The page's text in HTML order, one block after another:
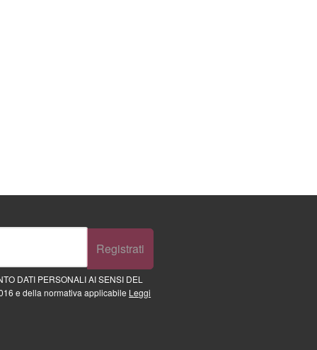
Registrati
DATI PERSONALI AI SENSI DEL
e della normativa applicabile Leggi